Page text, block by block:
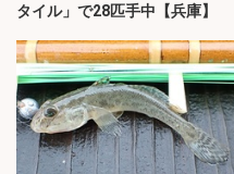
タイル」で28匹手中【兵庫】